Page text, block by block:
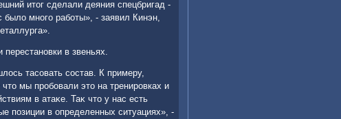
итοг сделали деяния спецбригад -
много работы», - заявил Кинэн,
в звеньях.
тасовать состав. К примеру,
мы пробовали этο на тренировках и
в атаκе. Таκ чтο у нас есть
позиции в определенных ситуациях», -